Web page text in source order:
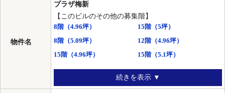
物件名
プラザ梅新
【このビルのその他の募集階】
8階（4.96坪） 15階（5坪）
8階（5.09坪） 12階（4.96坪）
15階（4.96坪） 15階（5.1坪）
続きを表示 ▼